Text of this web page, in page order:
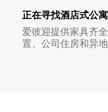
正在寻找酒店式公
爱彼迎提供家具齐
置、公司住房和异